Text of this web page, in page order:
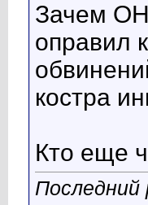
Зачем ОН
оправил
костра
Кто еще
Последний